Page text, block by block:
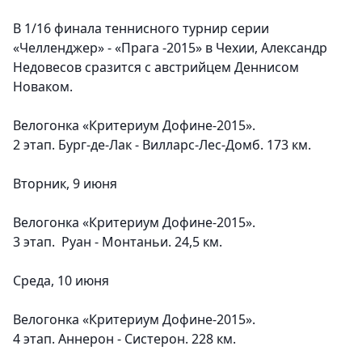
В 1/16 финала теннисного турнир серии
«Челленджер» - «Прага -2015» в Чехии, Александр
Недовесов сразится с австрийцем Деннисом
Новаком.
Велогонка «Критериум Дофине-2015».
2 этап. Бург-де-Лак - Вилларс-Лес-Домб. 173 км.
Вторник, 9 июня
Велогонка «Критериум Дофине-2015».
3 этап. Руан - Монтаньи. 24,5 км.
Среда, 10 июня
Велогонка «Критериум Дофине-2015».
4 этап. Аннерон - Систерон. 228 км.